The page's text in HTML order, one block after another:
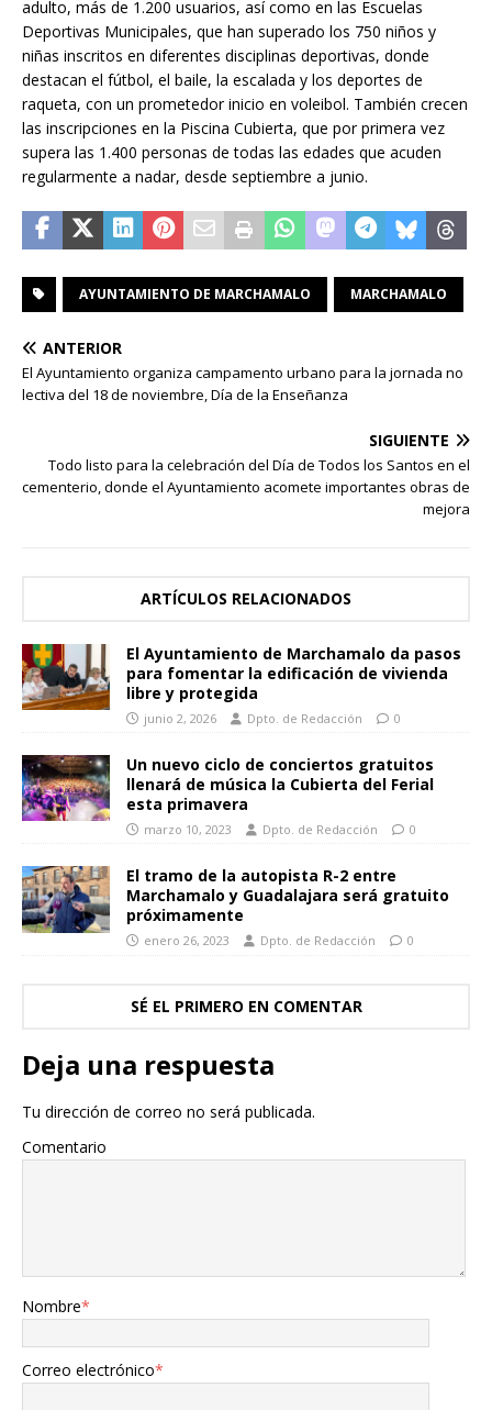
adulto, más de 1.200 usuarios, así como en las Escuelas
Deportivas Municipales, que han superado los 750 niños y
niñas inscritos en diferentes disciplinas deportivas, donde
destacan el fútbol, el baile, la escalada y los deportes de
raqueta, con un prometedor inicio en voleibol. También crecen
las inscripciones en la Piscina Cubierta, que por primera vez
supera las 1.400 personas de todas las edades que acuden
regularmente a nadar, desde septiembre a junio.
AYUNTAMIENTO DE MARCHAMALO MARCHAMALO
ANTERIOR
El Ayuntamiento organiza campamento urbano para la jornada no
lectiva del 18 de noviembre, Día de la Enseñanza
SIGUIENTE
Todo listo para la celebración del Día de Todos los Santos en el
cementerio, donde el Ayuntamiento acomete importantes obras de
mejora
ARTÍCULOS RELACIONADOS
El Ayuntamiento de Marchamalo da pasos
para fomentar la edificación de vivienda
libre y protegida
junio 2, 2026 Dpto. de Redacción 0
Un nuevo ciclo de conciertos gratuitos
llenará de música la Cubierta del Ferial
esta primavera
marzo 10, 2023 Dpto. de Redacción 0
El tramo de la autopista R-2 entre
Marchamalo y Guadalajara será gratuito
próximamente
enero 26, 2023 Dpto. de Redacción 0
SÉ EL PRIMERO EN COMENTAR
Deja una respuesta
Tu dirección de correo no será publicada.
Comentario
Nombre*
Correo electrónico*